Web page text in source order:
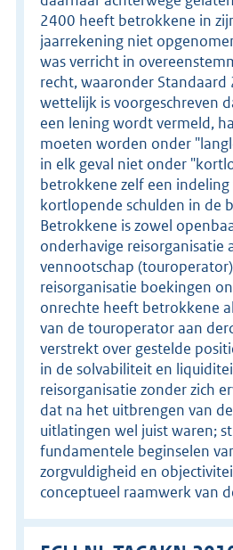
2400 heeft betrokkene in
jaarrekening niet
was verricht in
recht, waaronder
wettelijk is voorgeschreven
een lening wordt vermeld,
moeten worden onder
in elk geval niet onder
betrokkene zelf een
kortlopende schulden in de
Betrokkene is zowel
onderhavige reisorganisatie
vennootschap
reisorganisatie boekingen
onrechte heeft betrokkene
van de touroperator aan
verstrekt over gestelde
in de solvabiliteit en
reisorganisatie zonder zich
dat na het uitbrengen van
uitlatingen wel juist waren;
fundamentele beginselen
zorgvuldigheid en
conceptueel raamwerk van